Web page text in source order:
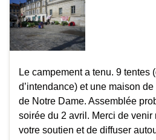
Le campement a tenu. 9 tentes
d’intendance) et une maison
de Notre Dame. Assemblée
soirée du 2 avril. Merci de venir
votre soutien et de diffuser